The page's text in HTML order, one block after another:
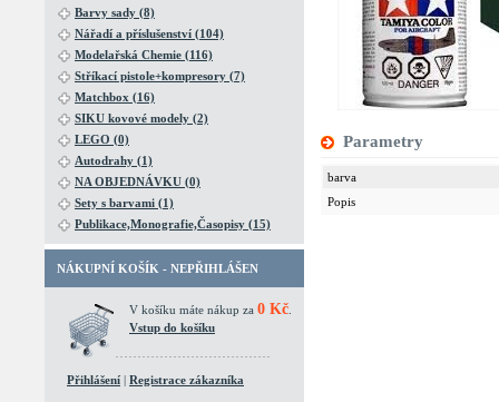
Barvy sady (8)
Nářadí a příslušenství (104)
Modelařská Chemie (116)
Stříkací pistole+kompresory (7)
Matchbox (16)
SIKU kovové modely (2)
LEGO (0)
Autodrahy (1)
NA OBJEDNÁVKU (0)
Sety s barvami (1)
Publikace,Monografie,Časopisy (15)
NÁKUPNÍ KOŠÍK - NEPŘIHLÁŠEN
V košíku máte nákup za 0 Kč
Vstup do košíku
Přihlášení | Registrace zákazníka
Parametry
barva
Popis